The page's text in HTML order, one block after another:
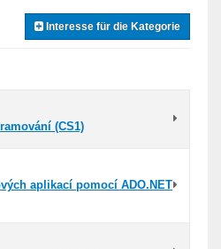
Interesse für die Kategorie
(CS1)
aplikací pomocí ADO.NET